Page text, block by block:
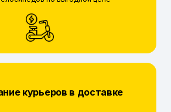
курьеров в доставке